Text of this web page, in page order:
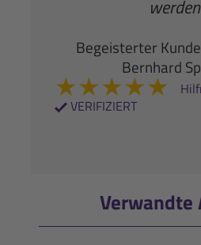
Begeisterter
Bernhard
★★★★★
VERIFIZIERT
Verwandte